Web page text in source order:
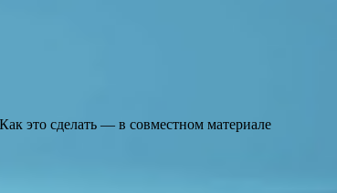
это сделать — в совместном материале